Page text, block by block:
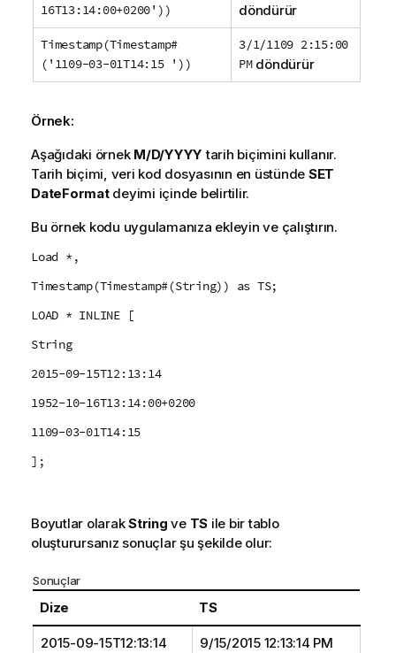
16T13:14:00+0200'))
döndürür
Timestamp(Timestamp#
('1109-03-01T14:15 '))
3/1/1109 2:15:00
PMdöndürür
Örnek:
Aşağıdaki örnek M/D/YYYY tarih biçimini kullanır.
Tarih biçimi, veri kod dosyasının en üstünde SET
DateFormatdeyimi içinde belirtilir.
Bu örnek kodu uygulamanıza ekleyin ve çalıştırın.
Load *,
Timestamp(Timestamp#(String)) as TS;
LOAD * INLINE [
String
2015-09-15T12:13:14
1952-10-16T13:14:00+0200
1109-03-01T14:15
];
Boyutlar olarakStringve TS ile bir tablo
oluşturursanız sonuçlar şu şekilde olur:
Sonuçlar
Dize TS
2015-09-15T12:13:14 9/15/2015 12:13:14 PM